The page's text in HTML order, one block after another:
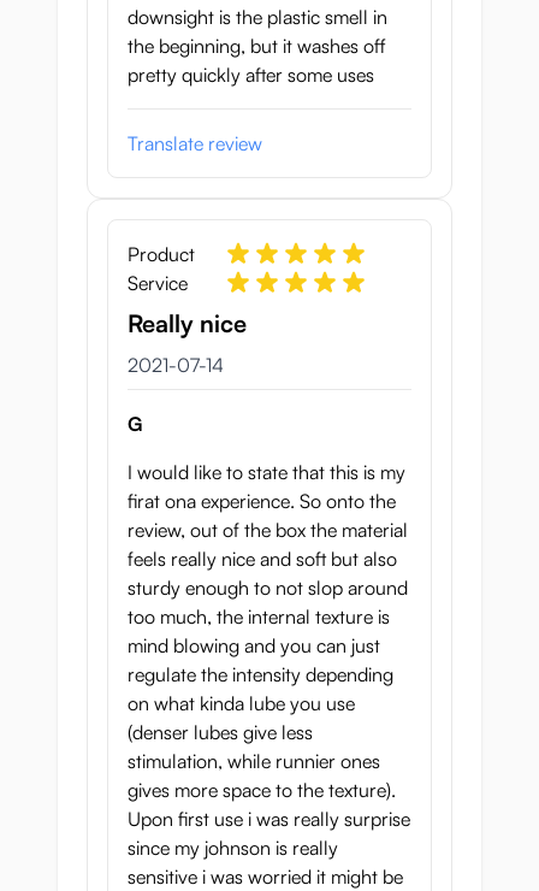
Genom att kombinera alla dessa strukturer
har du en lösvagina som har flera portar
och hjul som glider över dig efter varandra,
något som känns bra oavsett om du gör det
Perfekt för långa
sessioner
Denna lösvagina använder mjuka, elastiska
material och icke-irriterande texturer. Detta
gör den perfekt för långa sessioner, särskilt
när den kombineras med mycket glidmedel.
En annan bonus är att denna lösvagina
materialtesterna i Japan, vilket innebär att
den är helt säker att använda så länge du
Hur du använder “Milking Wheel Onahole”
”Hjulen” med fenor och den räfflade änden
gör “Milking Wheel Onahole” till en utmärkt
kandidat för experimentellt bruk: snarare än
att bara trycka in och ut kan du försöka att
vrida den sida till sida eller kombinera de två
rörelserna. Att växla mellan dessa två
rörelser kan hjälpa dig med att bygga upp
till ett explosivt klimax och mjölka dig till
sista droppen.
downsight is the plastic smell in
the beginning, but it washes off
pretty quickly after some uses
Translate review
Product
Service
Really nice
14 juli 2021
2021-07-14
G
I would like to state that this is my
firat ona experience. So onto the
review, out of the box the material
feels really nice and soft but also
sturdy enough to not slop around
too much, the internal texture is
mind blowing and you can just
regulate the intensity depending
on what kinda lube you use
(denser lubes give less
stimulation, while runnier ones
gives more space to the texture).
Upon first use i was really surprise
since my johnson is really
sensitive i was worried it might be